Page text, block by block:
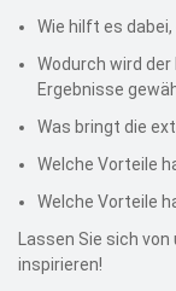
Wie hilft es
Wodurch wird
Ergebnisse
Was bringt die
Welche Vorteile
Welche Vorteile
Lassen Sie sich
inspirieren!